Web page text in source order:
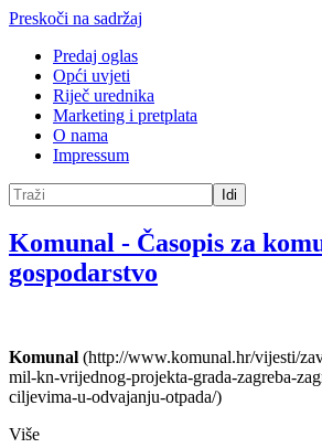
Preskoči na sadržaj
Predaj oglas
Opći uvjeti
Riječ urednika
Marketing i pretplata
O nama
Impressum
Idi
Komunal - Časopis za
gospodarstvo
Komunal (http://www.komunal.hr/vijesti/
mil-kn-vrijednog-projekta-grada-zagreba-
ciljevima-u-odvajanju-otpada/)
Više